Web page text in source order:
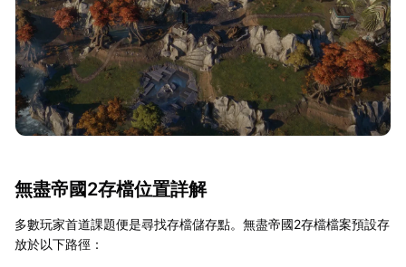
無盡帝國2存檔位置詳解
多數玩家首道課題便是尋找存檔儲存點。無盡帝國2存檔檔案預設存
放於以下路徑：